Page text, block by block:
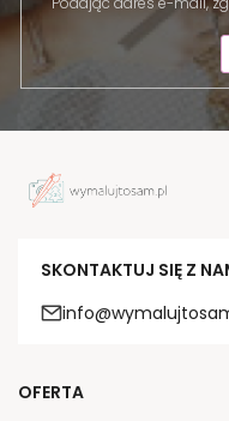
SKONTAKTUJ SIĘ Z
OFERTA